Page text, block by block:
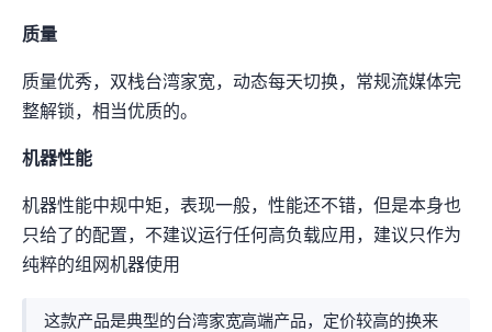
IP质量
IP质量优秀，IPV4+IPV6双栈台湾家宽，动态IP每天切换，常规流媒体完
整解锁，相当优质的IP。
机器性能
机器性能中规中矩，CPU表现一般，IO性能还不错，但是本身也
只给了1C0.5GB的配置，不建议运行任何高负载应用，建议只作为
纯粹的组网机器使用
这款产品是典型的台湾家宽NAT高端产品，定价较高的换来